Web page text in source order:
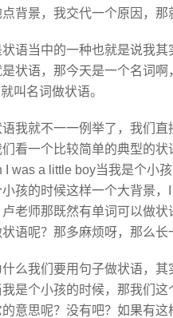
背景，我交代一个原因，那
语当中的一种也就是说我
状语，那今天是一个名词
叫名词做状语。
我就不一一例举了，我们
看一个比较简单的典型的
I was a little boy当我是个小
孩的时候这样一个大背景
老师那既然有单词可以做
语呢？那多麻烦呀，那么长
么我们要用句子做状语，
是个小孩的时候，那我们
意思呢？没有吧？如果有